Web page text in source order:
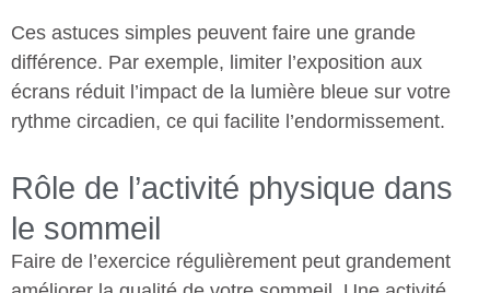
Ces astuces simples peuvent faire une grande
différence. Par exemple, limiter l’exposition aux
écrans réduit l’impact de la lumière bleue sur votre
rythme circadien, ce qui facilite l’endormissement.
Rôle de l’activité physique dans
le sommeil
Faire de l’exercice régulièrement peut grandement